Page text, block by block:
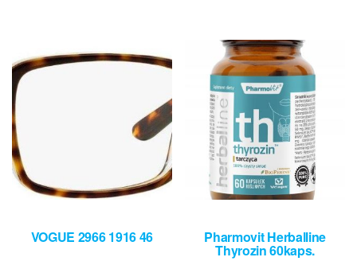
VOGUE 2966 1916 46 Pharmovit Herballine
Thyrozin 60kaps.